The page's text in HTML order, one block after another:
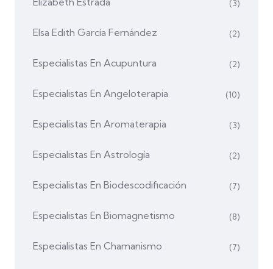
(3)
Elsa Edith García Fernández (2)
Especialistas En Acupuntura (2)
Especialistas En Angeloterapia (10)
Especialistas En Aromaterapia (3)
Especialistas En Astrología (2)
Especialistas En Biodescodificación (7)
Especialistas En Biomagnetismo (8)
Especialistas En Chamanismo (7)